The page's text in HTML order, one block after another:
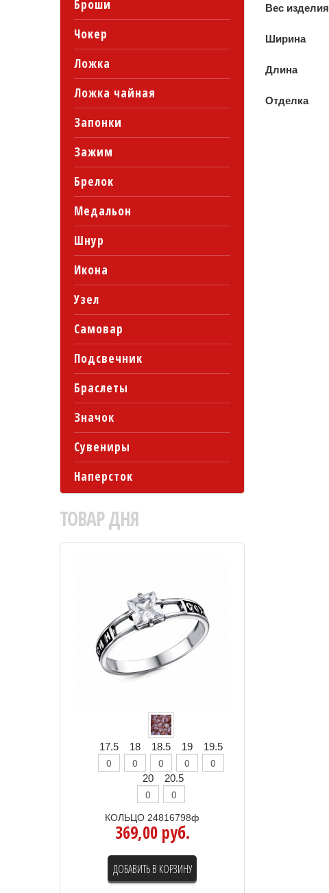
Броши
Чокер
Ложка
Ложка чайная
Запонки
Зажим
Брелок
Медальон
Шнур
Икона
Узел
Самовар
Подсвечник
Браслеты
Значок
Сувениры
Наперсток
ТОВАРДНЯ
17.5 18 18.5 19 19.5
20 20.5
КОЛЬЦО 24816798ф
369,00 руб.
ДОБАВИТЬ В КОРЗИНУ
Вес изделия
Ширина
Длина
Отделка